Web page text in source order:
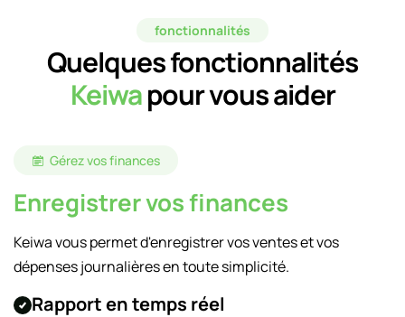
fonctionnalités
Quelques fonctionnalités
Keiwapourvous aider
Gérez vos finances
Enregistrer vos finances
Keiwa vous permet d'enregistrer vos ventes et vos
dépenses journalières en toute simplicité.
Rapport en temps réel